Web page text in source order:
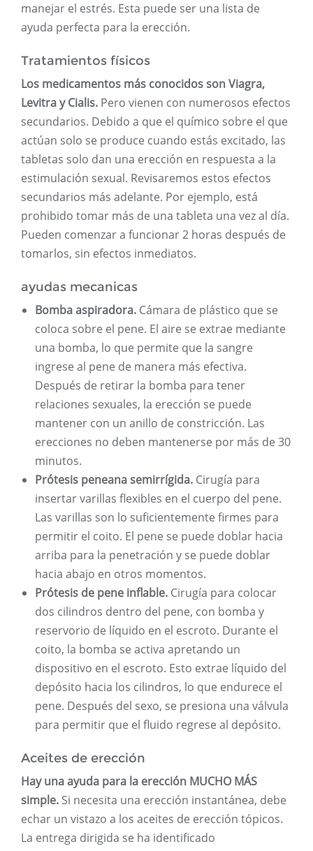
manejar el estrés. Esta puede ser una lista de
ayuda perfecta para la erección.
Tratamientos físicos
Los medicamentos más conocidos son Viagra,
Levitra y Cialis. Pero vienen con numerosos efectos
secundarios. Debido a que el químico sobre el que
actúan solo se produce cuando estás excitado, las
tabletas solo dan una erección en respuesta a la
estimulación sexual. Revisaremos estos efectos
secundarios más adelante. Por ejemplo, está
prohibido tomar más de una tableta una vez al día.
Pueden comenzar a funcionar 2 horas después de
tomarlos, sin efectos inmediatos.
ayudas mecanicas
Bomba aspiradora. Cámara de plástico que se
coloca sobre el pene. El aire se extrae mediante
una bomba, lo que permite que la sangre
ingrese al pene de manera más efectiva.
Después de retirar la bomba para tener
relaciones sexuales, la erección se puede
mantener con un anillo de constricción. Las
erecciones no deben mantenerse por más de 30
minutos.
Prótesis peneana semirrígida. Cirugía para
insertar varillas flexibles en el cuerpo del pene.
Las varillas son lo suficientemente firmes para
permitir el coito. El pene se puede doblar hacia
arriba para la penetración y se puede doblar
hacia abajo en otros momentos.
Prótesis de pene inflable. Cirugía para colocar
dos cilindros dentro del pene, con bomba y
reservorio de líquido en el escroto. Durante el
coito, la bomba se activa apretando un
dispositivo en el escroto. Esto extrae líquido del
depósito hacia los cilindros, lo que endurece el
pene. Después del sexo, se presiona una válvula
para permitir que el fluido regrese al depósito.
Aceites de erección
Hay una ayuda para la erección MUCHO MÁS
simple. Si necesita una erección instantánea, debe
echar un vistazo a los aceites de erección tópicos.
La entrega dirigida se ha identificado